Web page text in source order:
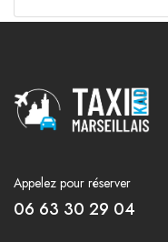
Appelez pour réserver
06 63 30 29 04